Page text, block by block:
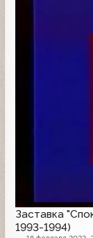
Заставка
1993-1994)